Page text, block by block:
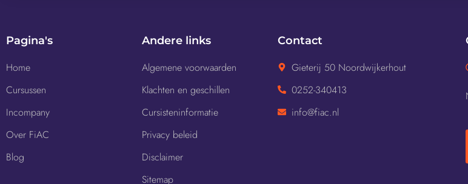
Pagina's
Home
Cursussen
Incompany
Over FiAC
Blog
Andere links
Algemene voorwaarden
Klachten en geschillen
Cursisteninformatie
Privacy beleid
Disclaimer
Sitemap
Contact
Gieterij 50 Noordwijkerhout
0252-340413
info@fiac.nl